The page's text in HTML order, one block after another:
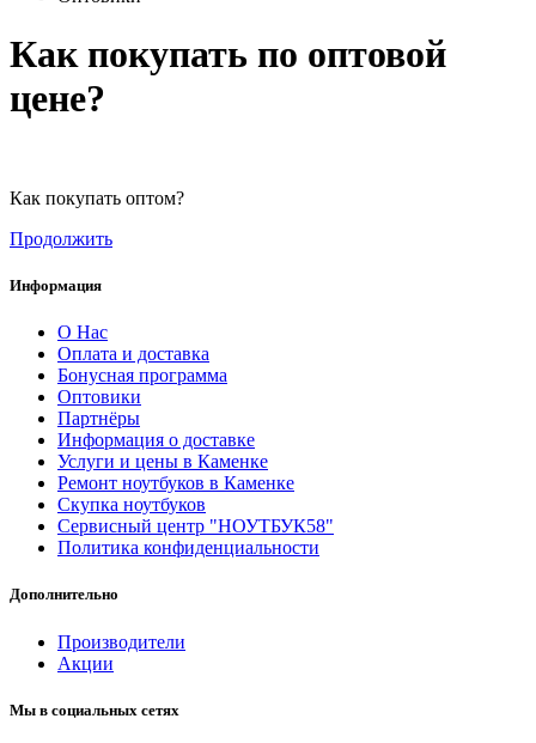
Как покупать по оптовой
цене?
Как покупать оптом?
Продолжить
Информация
О Нас
Оплата и доставка
Бонусная программа
Оптовики
Партнёры
Информация о доставке
Услуги и цены в Каменке
Ремонт ноутбуков в Каменке
Скупка ноутбуков
Сервисный центр "НОУТБУК58"
Политика конфиденциальности
Дополнительно
Производители
Акции
Мы в социальных сетях